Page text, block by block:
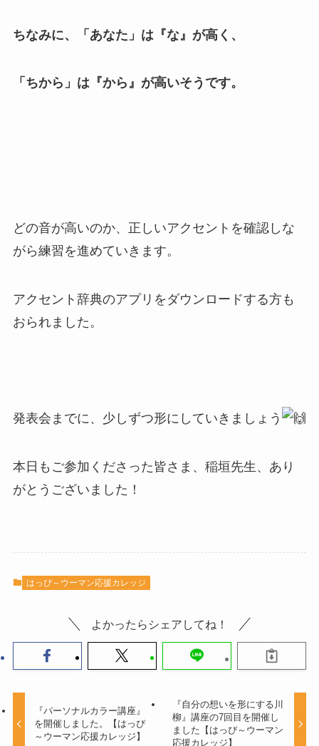
ちなみに、「あなた」は『な』が高く、
「ちから」は『から』が高いそうです。
どの音が高いのか、正しいアクセントを確認しな
がら練習を進めていきます。
アクセント辞典のアプリをダウンロードする方も
おられました。
発表会までに、少しずつ形にしていきましょう
​本日もご参加くださった皆さま、稲垣先生、あり
がとうございました！
はっぴ～ウーマン応援カレッジ
よかったらシェアしてね！
『パーソナルカラー講座』
を開催しました。【はっぴ
～ウーマン応援カレッジ】
『自分の想いを形にする川
柳』講座の7回目を開催し
ました【はっぴ～ウーマン
応援カレッジ】